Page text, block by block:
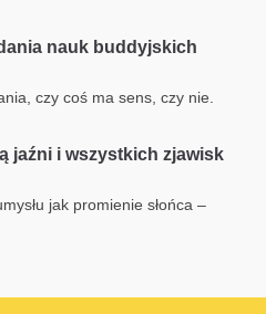
nauk buddyjskich
czy coś ma sens, czy nie.
jaźni i wszystkich zjawisk
jak promienie słońca –